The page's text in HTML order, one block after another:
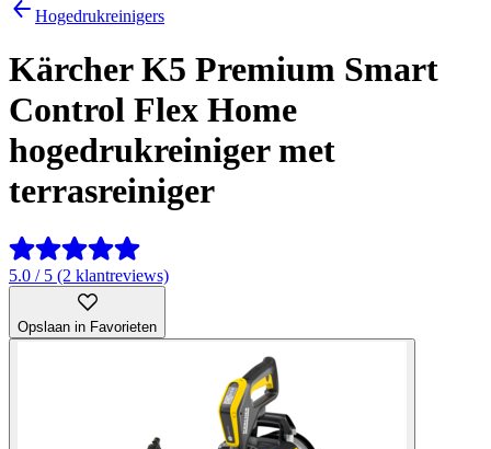
Hogedrukreinigers
Kärcher K5 Premium Smart
Control Flex Home
hogedrukreiniger met
terrasreiniger
5.0 / 5 (2 klantreviews)
Opslaan in Favorieten